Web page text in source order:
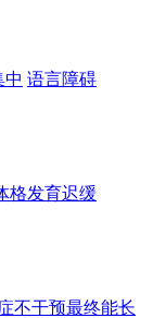
中 语言障碍
格发育迟缓
不干预最终能长